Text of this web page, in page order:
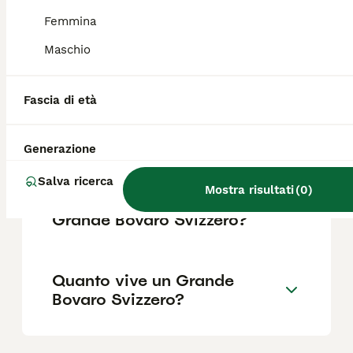
Femmina
Maschio
Fascia di età
Generazione
Salva ricerca
Mostra risultati(0)
Qual è la differenza tra un
Bovaro e un bovaro svizzero?
Grande Bovaro Svizzero?
Quanto diventa grande un
Grande Bovaro Svizzero?
Quanto vive un Grande
Bovaro Svizzero?